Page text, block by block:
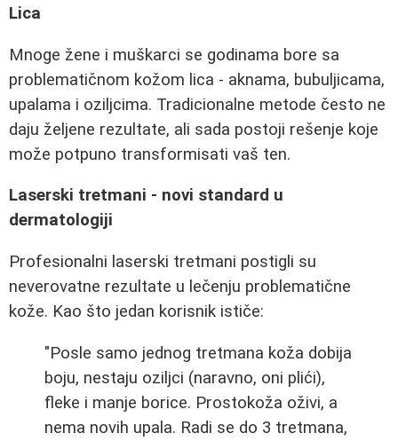
Lica
Mnoge žene i muškarci se godinama bore sa
problematičnom kožom lica - aknama, bubuljicama,
upalama i oziljcima. Tradicionalne metode često ne
daju željene rezultate, ali sada postoji rešenje koje
može potpuno transformisati vaš ten.
Laserski tretmani - novi standard u
dermatologiji
Profesionalni laserski tretmani postigli su
neverovatne rezultate u lečenju problematične
kože. Kao što jedan korisnik ističe:
"Posle samo jednog tretmana koža dobija
boju, nestaju oziljci (naravno, oni plići),
fleke i manje borice. Prostokoža oživi, a
nema novih upala. Radi se do 3 tretmana,